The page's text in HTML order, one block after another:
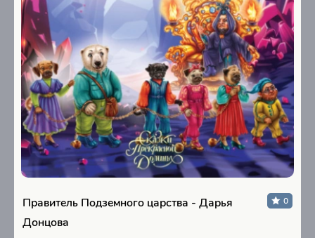
Правитель Подземного царства - Дарья
Донцова
0